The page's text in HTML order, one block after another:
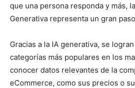
que una persona responda y más,
Generativa representa un gran
Gracias a la IA generativa, se
categorías más populares en los
conocer datos relevantes de la
eCommerce, como sus precios o